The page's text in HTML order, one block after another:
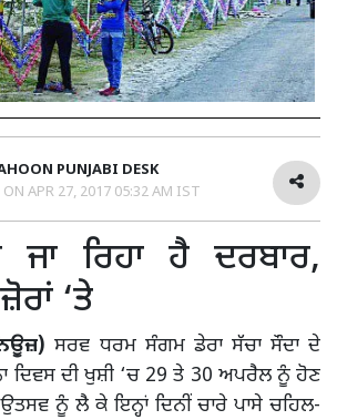
PUNJABI DESK
ON APR 27, 2017 05:32 AM IST
ਰਿਹਾ ਹੈ ਦਰਬਾਰ,
‘ਤੇ
ਸਰਵ ਧਰਮ ਸੰਗਮ ਡੇਰਾ ਸੱਚਾ ਸੌਦਾ ਦੇ
ਦਿਵਸ ਦੀ ਖੁਸ਼ੀ ‘ਚ 29 ਤੇ 30 ਅਪਰੈਲ ਨੂੰ ਹੋਣ
ਨੂੰ ਲੈ ਕੇ ਇਨ੍ਹਾਂ ਦਿਨੀਂ ਚਾਰੇ ਪਾਸੇ ਚਹਿਲ-